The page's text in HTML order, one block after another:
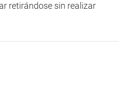
retirándose sin realizar